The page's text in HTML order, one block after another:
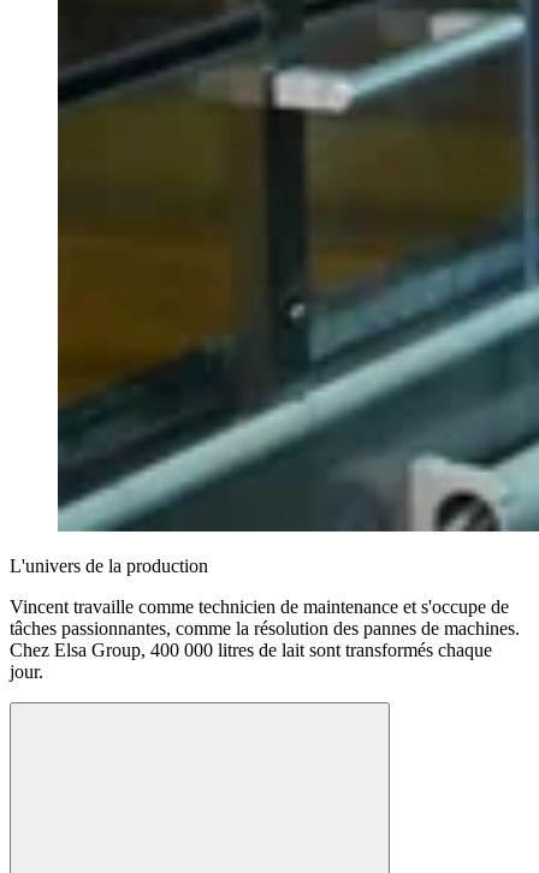
L'univers de la production
Vincent travaille comme technicien de maintenance et s'occupe de
tâches passionnantes, comme la résolution des pannes de machines.
Chez Elsa Group, 400 000 litres de lait sont transformés chaque
jour.